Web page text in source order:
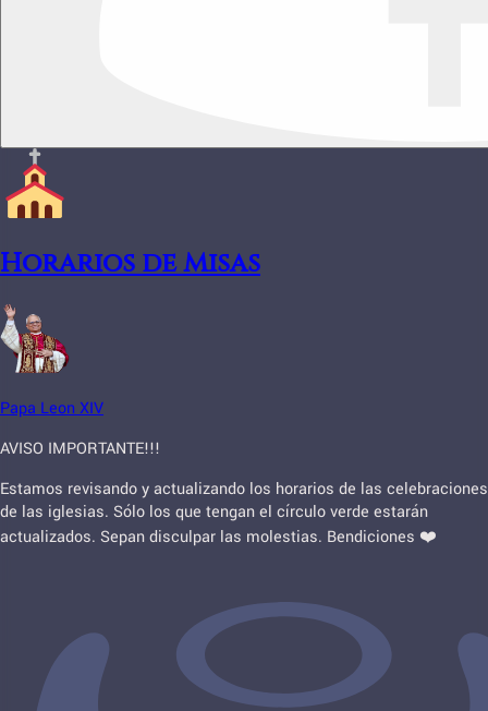
Horarios de Misas
Papa Leon XIV
AVISO IMPORTANTE!!!
Estamos revisando y actualizando los horarios de las celebraciones
de las iglesias. Sólo los que tengan el círculo verde estarán
actualizados. Sepan disculpar las molestias. Bendiciones ❤️